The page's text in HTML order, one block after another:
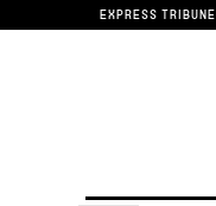
EXPRESS TRIBUNE